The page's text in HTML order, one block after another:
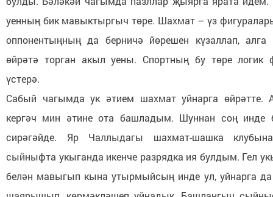
уенның бик мавыктыргыч төре. Шахмат – үз
оппонентыңның да берничә йөрешен күзаллап,
өйрәтә торган акыл уены. Спортның бу төре логик
үстерә.
Сабый чагымда ук әтием шахмат уйнарга өйрәтте.
кергәч мин әтине ота башладым. Шуннан соң инде
сирәгәйде. Яр Чаллыдагы шахмат-шашка
сыйныфта укыганда икенче разрядка ия булдым. Гел
белән мавыгып кына утырмыйсың инде ул, уйнарга да